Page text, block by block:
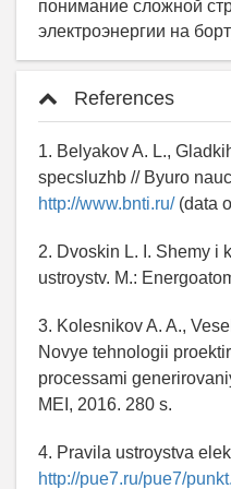
References
1. Belyakov A. L.,
specsluzhb // Byuro
http://www.bnti.ru/(data
2. Dvoskin L. I. Shemy i
ustroystv. M.:
3. Kolesnikov A. A.,
Novye tehnologii
processami
MEI, 2016. 280 s.
4. Pravila ustroystva
http://pue7.ru/pue7/